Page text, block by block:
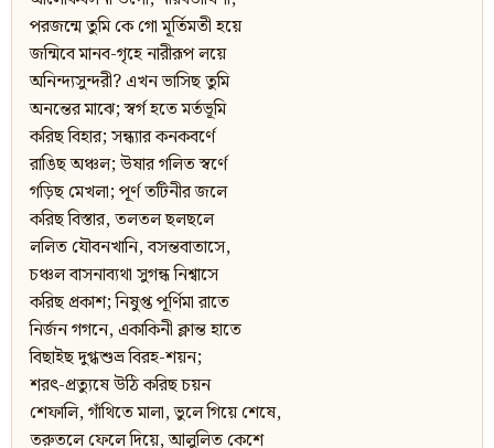
পরজন্মে তুমি কে গো মূর্তিমতী হয়ে
জন্মিবে মানব-গৃহে নারীরূপ লয়ে
অনিন্দ্যসুন্দরী? এখন ভাসিছ তুমি
অনন্তের মাঝে; স্বর্গ হতে মর্তভূমি
করিছ বিহার; সন্ধ্যার কনকবর্ণে
রাঙিছ অঞ্চল; উষার গলিত স্বর্ণে
গড়িছ মেখলা; পূর্ণ তটিনীর জলে
করিছ বিস্তার, তলতল ছলছলে
ললিত যৌবনখানি, বসন্তবাতাসে,
চঞ্চল বাসনাব্যথা সুগন্ধ নিশ্বাসে
করিছ প্রকাশ; নিষুপ্ত পূর্ণিমা রাতে
নির্জন গগনে, একাকিনী ক্লান্ত হাতে
বিছাইছ দুগ্ধশুভ্র বিরহ-শয়ন;
শরৎ-প্রত্যুষে উঠি করিছ চয়ন
শেফালি, গাঁথিতে মালা, ভুলে গিয়ে শেষে,
তরুতলে ফেলে দিয়ে, আলুলিত কেশে